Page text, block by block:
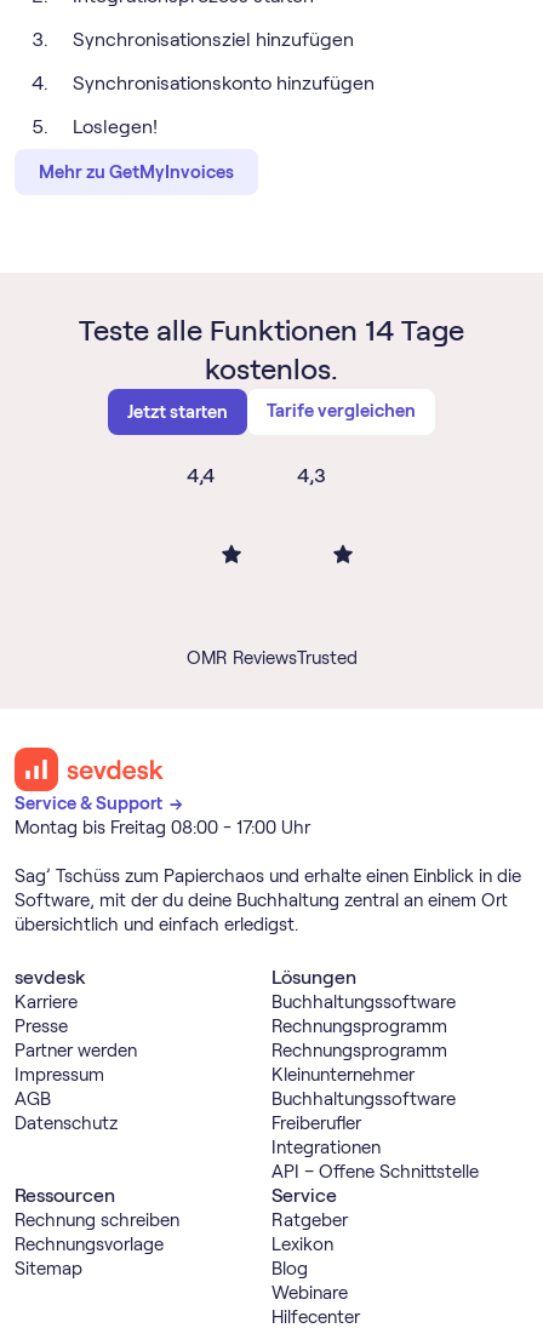
Synchronisationsziel hinzufügen
Synchronisationskonto hinzufügen
Loslegen!
Mehr zu GetMyInvoices
Teste alle Funktionen 14 Tage
kostenlos.
Jetzt starten Tarife vergleichen
4,4
OMR Reviews
4,3
Trusted
Service & Support →
Montag bis Freitag 08:00 - 17:00 Uhr
Sag’ Tschüss zum Papierchaos und erhalte einen Einblick in die
Software, mit der du deine Buchhaltung zentral an einem Ort
übersichtlich und einfach erledigst.
sevdesk
Karriere
Presse
Partner werden
Impressum
AGB
Datenschutz
Lösungen
Buch­haltungs­software
Rechnungs­programm
Rechnungs­programm
Kleinunternehmer
Buch­haltungs­software
Freiberufler
Integrationen
API – Offene Schnittstelle
Ressourcen
Rechnung schreiben
Rechnungsvorlage
Sitemap
Service
Ratgeber
Lexikon
Blog
Webinare
Hilfecenter